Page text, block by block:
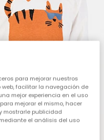
para mejorar nuestros
facilitar la navegación de
mejor experiencia en el uso
mejorar el mismo, hacer
mostrarle publicidad
el análisis del uso